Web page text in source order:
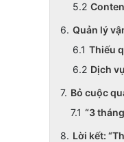
Quản lý
Thiếu
Dịch
Bỏ cuộc
“3
Lời kết: